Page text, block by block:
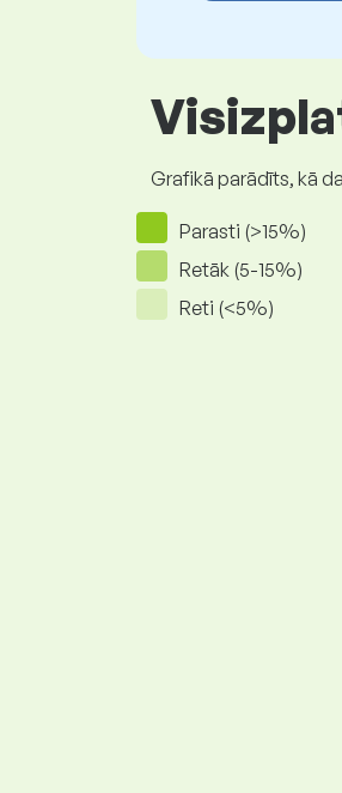
Grafikā parādīts, kā
Parasti (>15%)
Retāk (5-15%)
Reti (<5%)